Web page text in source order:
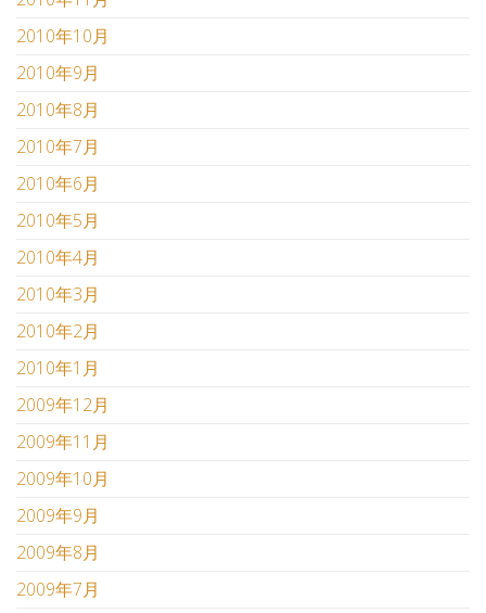
2010年10月
2010年9月
2010年8月
2010年7月
2010年6月
2010年5月
2010年4月
2010年3月
2010年2月
2010年1月
2009年12月
2009年11月
2009年10月
2009年9月
2009年8月
2009年7月